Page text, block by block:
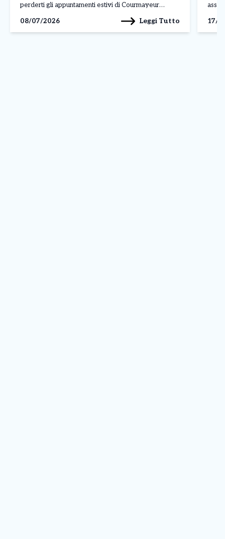
perderti gli appuntamenti estivi di Courmayeur
porta ai piedi del Monte Bianco le storie e i volti […]
08/07/2026 Leggi Tutto 17/